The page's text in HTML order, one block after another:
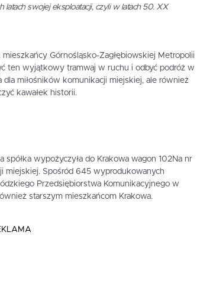
latach swojej eksploatacji, czyli w latach 50. XX
Górnośląsko-Zagłębiowskiej Metropolii
ten wyjątkowy tramwaj w ruchu i odbyć podróż w
miłośników komunikacji miejskiej, ale również
kawałek historii.
wypożyczyła do Krakowa wagon 102Na nr
miejskiej. Spośród 645 wyprodukowanych
Przedsiębiorstwa Komunikacyjnego w
starszym mieszkańcom Krakowa.